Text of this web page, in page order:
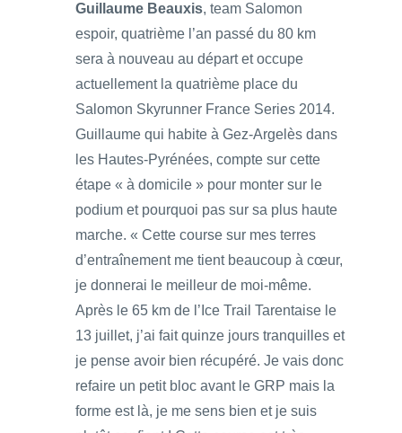
Guillaume Beauxis, team Salomon
espoir, quatrième l’an passé du 80 km
sera à nouveau au départ et occupe
actuellement la quatrième place du
Salomon Skyrunner France Series 2014.
Guillaume qui habite à Gez-Argelès dans
les Hautes-Pyrénées, compte sur cette
étape « à domicile » pour monter sur le
podium et pourquoi pas sur sa plus haute
marche. « Cette course sur mes terres
d’entraînement me tient beaucoup à cœur,
je donnerai le meilleur de moi-même.
Après le 65 km de l’Ice Trail Tarentaise le
13 juillet, j’ai fait quinze jours tranquilles et
je pense avoir bien récupéré. Je vais donc
refaire un petit bloc avant le GRP mais la
forme est là, je me sens bien et je suis